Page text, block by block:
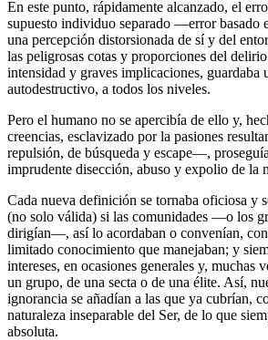
En este punto, rápidamente alcanzado, el
supuesto individuo separado ―error basado
una percepción distorsionada de sí y del
las peligrosas cotas y proporciones del
intensidad y graves implicaciones, guardaba
autodestructivo, a todos los niveles.
Pero el humano no se apercibía de ello y,
creencias, esclavizado por la pasiones
repulsión, de búsqueda y escape―,
imprudente disección, abuso y expolio de la
Cada nueva definición se tornaba oficiosa y
(no solo válida) si las comunidades ―o los
dirigían―, así lo acordaban o convenían,
limitado conocimiento que manejaban; y
intereses, en ocasiones generales y, muchas
un grupo, de una secta o de una élite. Así,
ignorancia se añadían a las que ya cubrían,
naturaleza inseparable del Ser, de lo que
absoluta.